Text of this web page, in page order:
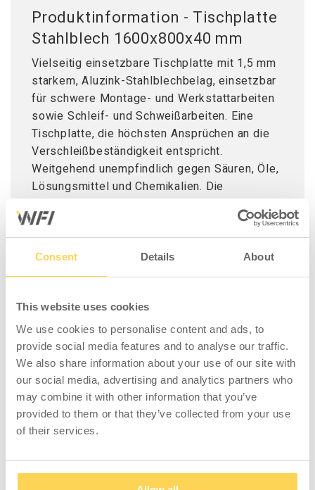
Consent Details About
This website uses cookies
We use cookies to personalise content and ads, to
provide social media features and to analyse our traffic.
We also share information about your use of our site with
our social media, advertising and analytics partners who
may combine it with other information that you’ve
provided to them or that they’ve collected from your use
of their services.
Produktinformation - Tischplatte
Stahlblech 1600x800x40 mm
Vielseitig einsetzbare Tischplatte mit 1,5 mm
starkem, Aluzink-Stahlblechbelag, einsetzbar
für schwere Montage- und Werkstattarbeiten
sowie Schleif- und Schweißarbeiten. Eine
Tischplatte, die höchsten Ansprüchen an die
Verschleißbeständigkeit entspricht.
Weitgehend unempfindlich gegen Säuren, Öle,
Lösungsmittel und Chemikalien. Die
Oberfläche der Stahlblechplatte ist mit
Aluzink (43,4 % Zink, 55 % Aluminium, 1,6 %
Silizium) behandelt. Die Kombination aus Zink
und Aluminium hat sich selbst in stark
korrodierenden Umgebungen als äußerst
kratzfester und leicht zu reinigender
Oberfläche. An den langen Seiten ist der
Stahlblechbelag über die Vorder- und
Rückkante gebogen. Die Kanten an den kurzen
Seiten sind aus grauem ABS. Die Tischplatte
hat einen Kern aus Doppelspanplatte und ist
mit einer Holzfaserplatte verleimt.
Arbeitstisch mit einer Tischplatte und
Anbauten aus unserem großen Material- und